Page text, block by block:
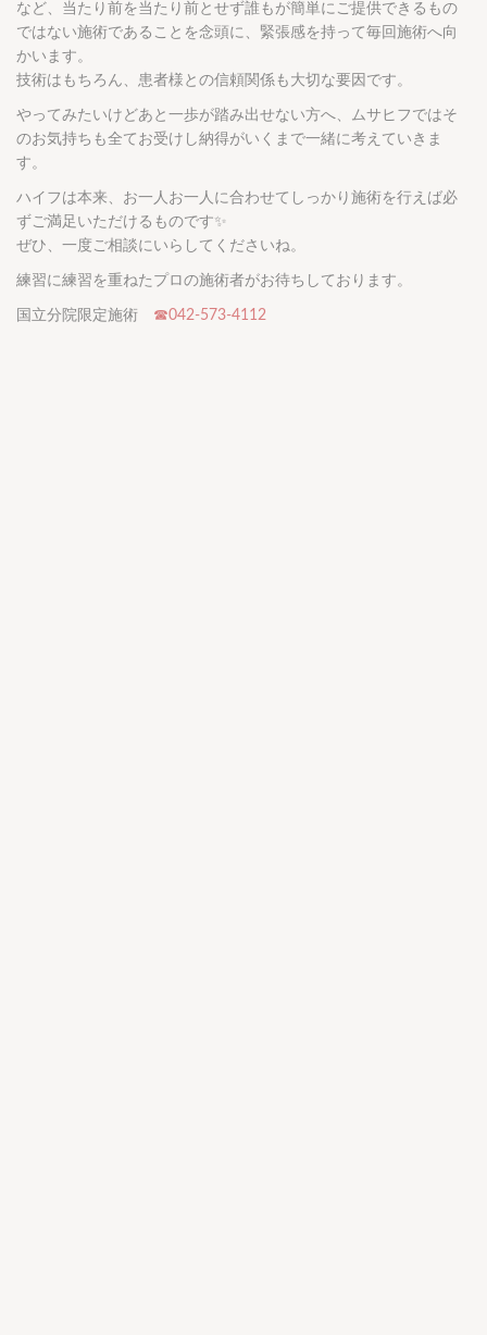
など、当たり前を当たり前とせず誰もが簡単にご提供できるもの
ではない施術であることを念頭に、緊張感を持って毎回施術へ向
かいます。
技術はもちろん、患者様との信頼関係も大切な要因です。
やってみたいけどあと一歩が踏み出せない方へ、ムサヒフではそ
のお気持ちも全てお受けし納得がいくまで一緒に考えていきま
す。
ハイフは本来、お一人お一人に合わせてしっかり施術を行えば必
ずご満足いただけるものです✨
ぜひ、一度ご相談にいらしてくださいね。
練習に練習を重ねたプロの施術者がお待ちしております。
国立分院限定施術 ☎042-573-4112